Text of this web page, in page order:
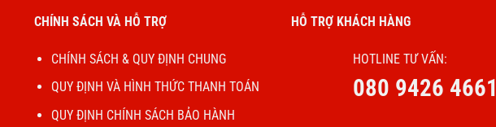
CHÍNH SÁCH VÀ HỖ TRỢ
CHÍNH SÁCH & QUY ĐỊNH CHUNG
QUY ĐỊNH VÀ HÌNH THỨC THANH TOÁN
QUY ĐỊNH CHÍNH SÁCH BẢO HÀNH
HỖ TRỢ KHÁCH HÀNG
HOTLINE TƯ VẤN:
080 9426 4661